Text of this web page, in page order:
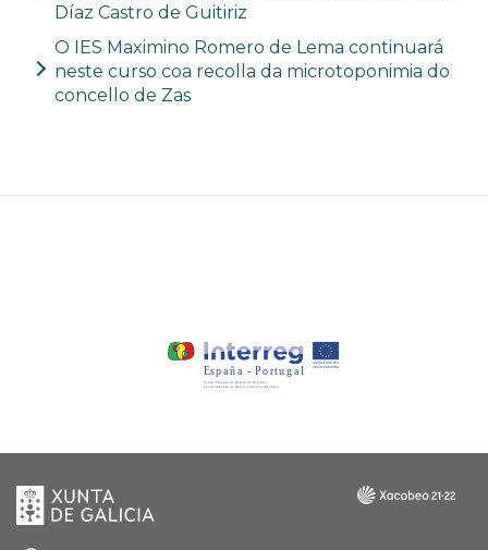
Díaz Castro de Guitiriz
O IES Maximino Romero de Lema continuará
neste curso coa recolla da microtoponimia do
concello de Zas
Xunta
de
Galicia
Galicia